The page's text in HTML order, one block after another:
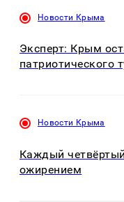
Новости Крыма
Эксперт: Крым
патриотического
Новости Крыма
Каждый
ожирением